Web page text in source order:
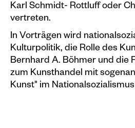
Karl Schmidt- Rottluff oder
vertreten.
In Vorträgen wird
Kulturpolitik, die Rolle des
Bernhard A. Böhmer und die
zum Kunsthandel mit
Kunst" im